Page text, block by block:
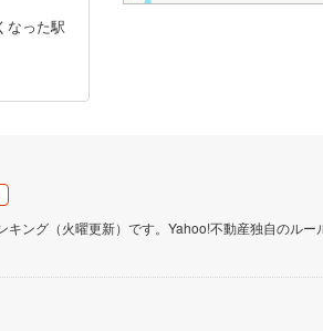
なった駅
キング（火曜更新）です。Yahoo!不動産独自のルー